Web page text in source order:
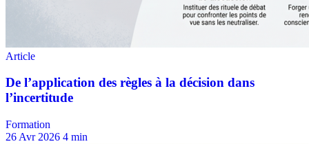
Formation
26 Avr 2026 4 min